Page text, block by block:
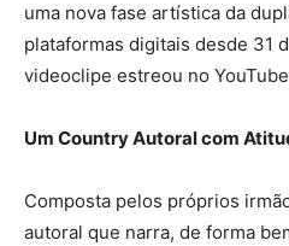
uma nova fase artística da
plataformas digitais desde 31
videoclipe estreou no
Um Country Autoral com
Composta pelos próprios
autoral que narra, de forma